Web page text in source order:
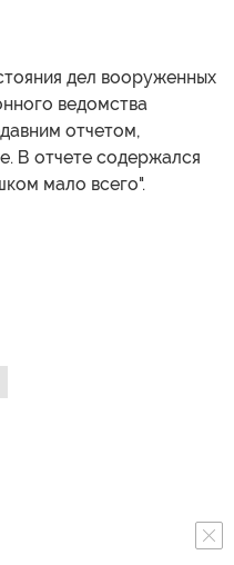
дел вооруженных
ведомства
отчетом,
В отчете содержался
мало всего".